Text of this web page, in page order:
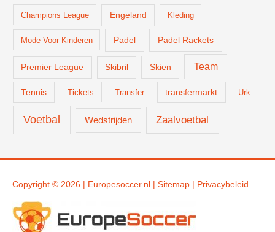
Champions League Engeland Kleding
Mode Voor Kinderen Padel Padel Rackets
Premier League Skibril Skien Team
Tennis Tickets Transfer transfermarkt Urk
Voetbal Wedstrijden Zaalvoetbal
Copyright © 2026 | Europesoccer.nl Sitemap Privacybeleid